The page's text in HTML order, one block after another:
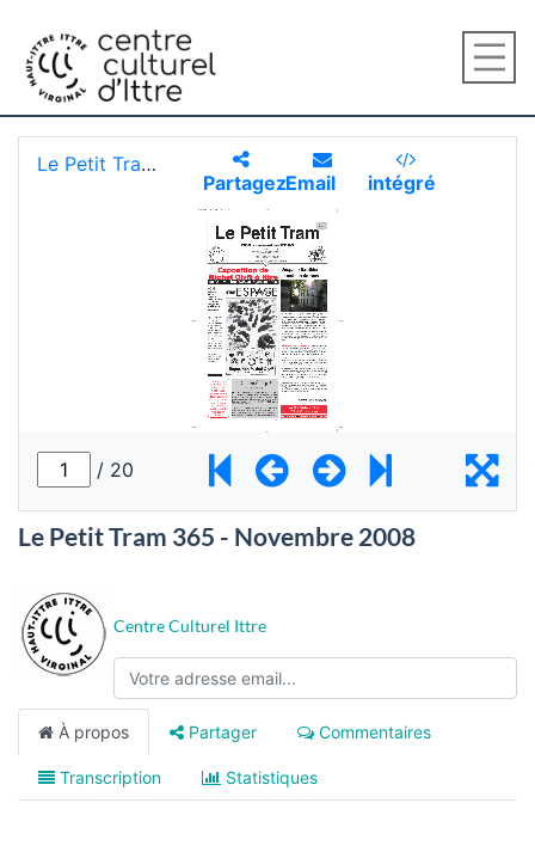
Le Petit Tram 365 - Novembre 2008
Centre Culturel Ittre
À propos Partager Commentaires
Transcription Statistiques